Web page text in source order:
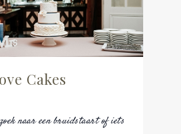
Cakes
naar een bruidstaart of iets